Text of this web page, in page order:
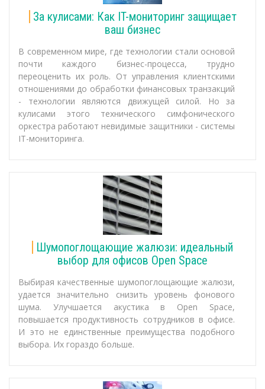
За кулисами: Как IT-мониторинг защищает
ваш бизнес
В современном мире, где технологии стали основой
почти каждого бизнес-процесса, трудно
переоценить их роль. От управления клиентскими
отношениями до обработки финансовых транзакций
- технологии являются движущей силой. Но за
кулисами этого технического симфонического
оркестра работают невидимые защитники - системы
IT-мониторинга.
Шумопоглощающие жалюзи: идеальный
выбор для офисов Open Space
Выбирая качественные шумопоглощающие жалюзи,
удается значительно снизить уровень фонового
шума. Улучшается акустика в Open Space,
повышается продуктивность сотрудников в офисе.
И это не единственные преимущества подобного
выбора. Их гораздо больше.